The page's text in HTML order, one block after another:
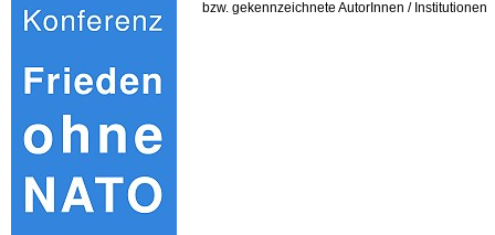
bzw. gekennzeichnete AutorInnen / Institutionen